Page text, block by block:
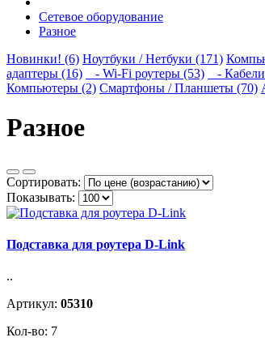
Сетевое оборудование
Разное
Новинки! (6) Ноутбуки / Нетбуки (171)
адаптеры (16)
- Wi-Fi роутеры (53) -
Компьютеры (2) Смартфоны / Планшеты (70)
Разное
Сортировать:
Показывать:
Подставка для роутера D-Link
..
Артикул: 05310
Кол-во: 7